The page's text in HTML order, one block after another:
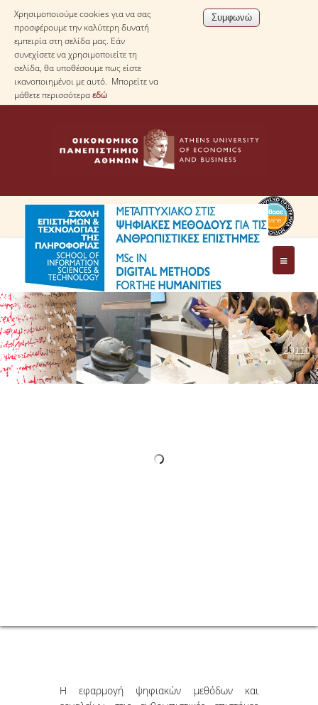
Χρησιμοποιούμε cookies για να σας
προσφέρουμε την καλύτερη δυνατή
εμπειρία στη σελίδα μας. Εάν
συνεχίσετε να χρησιμοποιείτε τη
σελίδα, θα υποθέσουμε πως είστε
ικανοποιημένοι με αυτό. Μπορείτε να
μάθετε περισσότεραεδώ
ΤΟ ΠΡΟΓΡΑΜΜΑ
ΣΚΟΠΟΣ
ΜΑΘΗΣΙΑΚΑ ΑΠΟΤΕΛΕΣΜΑΤΑ
ΔΙΔΑΣΚΟΝΤΕΣ
ΔΙΔΑΚΤΡΑ/ΥΠΟΤΡΟΦΙΕΣ
ΣΠΟΥΔΕΣ
29110
29110
Η εφαρμογή ψηφιακών μεθόδων και